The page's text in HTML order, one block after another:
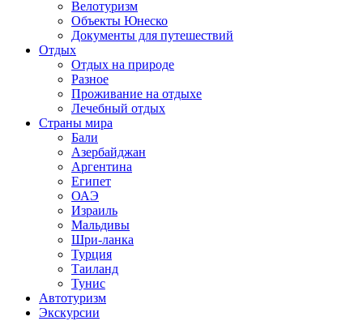
Велотуризм
Объекты Юнеско
Документы для путешествий
Отдых
Отдых на природе
Разное
Проживание на отдыхе
Лечебный отдых
Страны мира
Бали
Азербайджан
Аргентина
Египет
ОАЭ
Израиль
Мальдивы
Шри-ланка
Турция
Таиланд
Тунис
Автотуризм
Экскурсии